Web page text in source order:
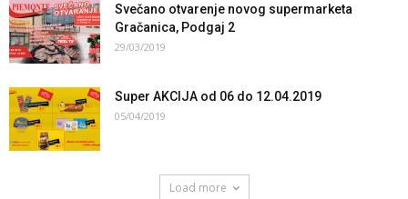
Svečano otvarenje novog supermarketa
Gračanica, Podgaj 2
29/03/2019
Super AKCIJA od 06 do 12.04.2019
05/04/2019
Load more